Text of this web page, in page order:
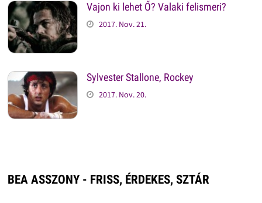
Vajon ki lehet Ő? Valaki felismeri?
2017. Nov. 21.
Sylvester Stallone, Rockey
2017. Nov. 20.
BEA ASSZONY - FRISS, ÉRDEKES, SZTÁR